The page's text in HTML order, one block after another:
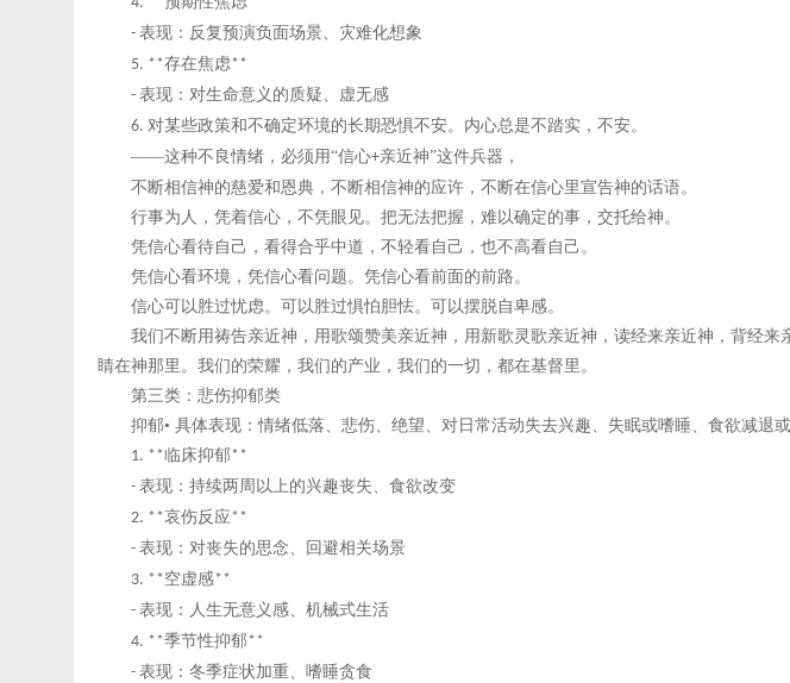
- 表现：反复预演负面场景、灾难化想象
5. **存在焦虑**
- 表现：对生命意义的质疑、虚无感
6. 对某些政策和不确定环境的长期恐惧不安。内心总是不踏实，不安。
——这种不良情绪，必须用“信心+亲近神”这件兵器，
不断相信神的慈爱和恩典，不断相信神的应许，不断在信心里宣告神的话语。
行事为人，凭着信心，不凭眼见。把无法把握，难以确定的事，交托给神。
凭信心看待自己，看得合乎中道，不轻看自己，也不高看自己。
凭信心看环境，凭信心看问题。凭信心看前面的前路。
信心可以胜过忧虑。可以胜过惧怕胆怯。可以摆脱自卑感。
我们不断用祷告亲近神，用歌颂赞美亲近神，用新歌灵歌亲近神，读经来亲近神，背经
睛在神那里。我们的荣耀，我们的产业，我们的一切，都在基督里。
第三类：悲伤抑郁类
抑郁• 具体表现：情绪低落、悲伤、绝望、对日常活动失去兴趣、失眠或嗜睡、食欲减退
1. **临床抑郁**
- 表现：持续两周以上的兴趣丧失、食欲改变
2. **哀伤反应**
- 表现：对丧失的思念、回避相关场景
3. **空虚感**
- 表现：人生无意义感、机械式生活
4. **季节性抑郁**
- 表现：冬季症状加重、嗜睡贪食